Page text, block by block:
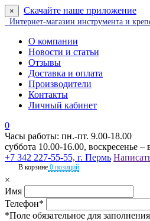
× Скачайте наше приложение
Интернет-магазин инструмента и
О компании
Новости и статьи
Отзывы
Доставка и оплата
Производители
Контакты
Личный кабинет
0
Часы работы: пн.-пт. 9.00-18.00
суббота 10.00-16.00, воскресенье –
+7 342 227-55-55, г. Пермь
В корзине 0 позиций
×
Имя
Телефон*
*Поле обязательное для заполнения